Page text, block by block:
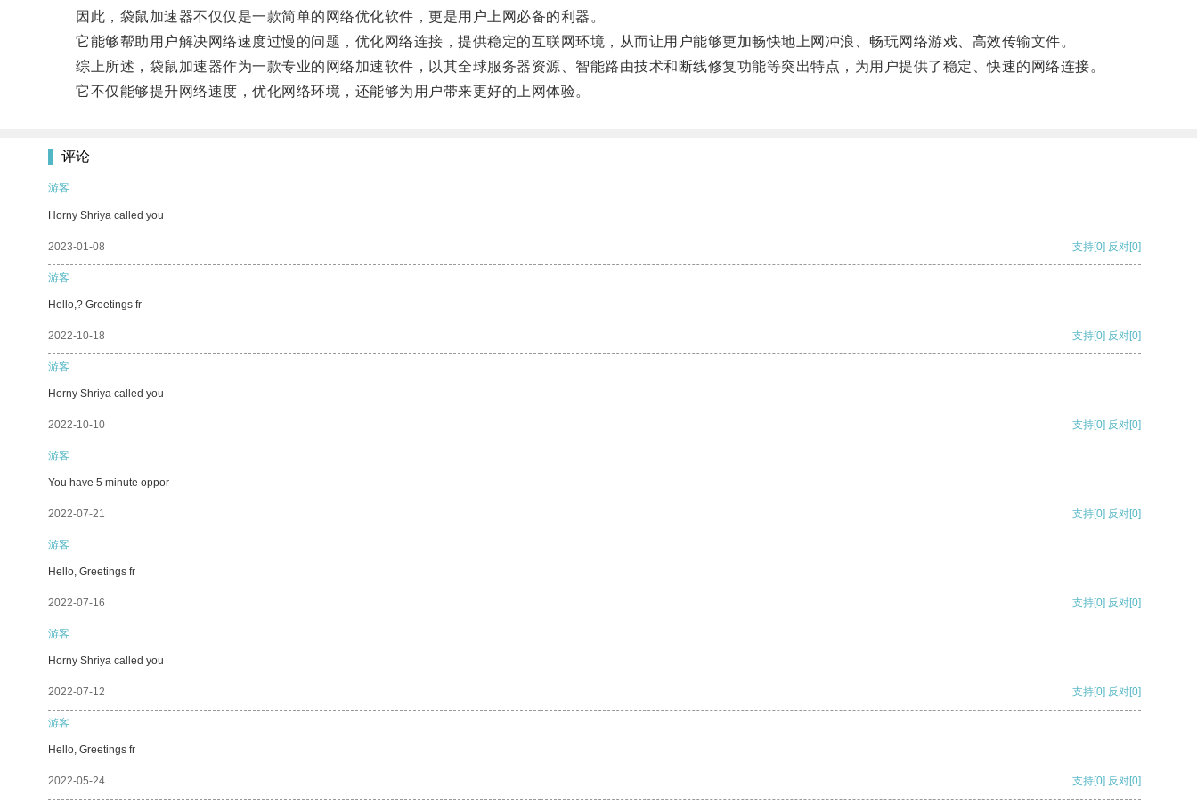
因此，袋鼠加速器不仅仅是一款简单的网络优化软件，更是用户上网必备的利器。
它能够帮助用户解决网络速度过慢的问题，优化网络连接，提供稳定的互联网环境，从而让用户能够更加畅快地上网冲浪、畅玩网络游戏、高效传输文件。
综上所述，袋鼠加速器作为一款专业的网络加速软件，以其全球服务器资源、智能路由技术和断线修复功能等突出特点，为用户提供了稳定、快速的网络连接。
它不仅能够提升网络速度，优化网络环境，还能够为用户带来更好的上网体验。
评论
游客
Horny Shriya called you
2023-01-08 支持[0] 反对[0]
游客
Hello,? Greetings fr
2022-10-18 支持[0] 反对[0]
游客
Horny Shriya called you
2022-10-10 支持[0] 反对[0]
游客
You have 5 minute oppor
2022-07-21 支持[0] 反对[0]
游客
Hello, Greetings fr
2022-07-16 支持[0] 反对[0]
游客
Horny Shriya called you
2022-07-12 支持[0] 反对[0]
游客
Hello, Greetings fr
2022-05-24 支持[0] 反对[0]